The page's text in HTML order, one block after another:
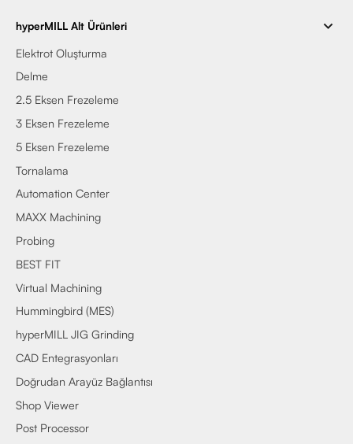
hyperMILL Alt Ürünleri
Elektrot Oluşturma
Delme
2.5 Eksen Frezeleme
3 Eksen Frezeleme
5 Eksen Frezeleme
Tornalama
Automation Center
MAXX Machining
Probing
BEST FIT
Virtual Machining
Hummingbird (MES)
hyperMILL JIG Grinding
CAD Entegrasyonları
Doğrudan Arayüz Bağlantısı
Shop Viewer
Post Processor